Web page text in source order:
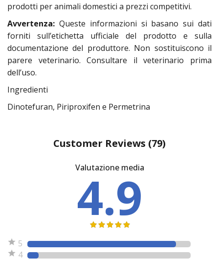
prodotti per animali domestici a prezzi competitivi.
Avvertenza: Queste informazioni si basano sui dati
forniti sull’etichetta ufficiale del prodotto e sulla
documentazione del produttore. Non sostituiscono il
parere veterinario. Consultare il veterinario prima
dell’uso.
Ingredienti
Dinotefuran, Piriproxifen e Permetrina
Customer Reviews (79)
Valutazione media
4.9
5
4